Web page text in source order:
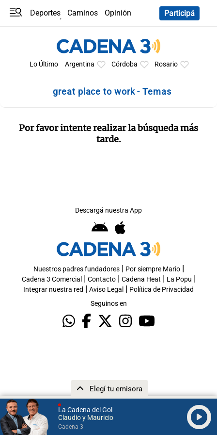
La Cadena del Gol
Claudio y Mauricio
Cadena 3
Elegí tu emisora
Deportes Caminos
Opinión
Participá
Lo Último Argentina Córdoba Rosario
great place to work - Temas
Por favor intente realizar la búsqueda más
tarde.
Descargá nuestra App
Nuestros padres fundadores| Por siempre Mario|
Cadena 3 Comercial | Contacto| Cadena Heat | La Popu |
Integrar nuestra red | Aviso Legal | Política de Privacidad
Seguinos en